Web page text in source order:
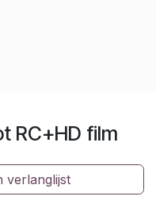
RC+HD film
verlanglijst